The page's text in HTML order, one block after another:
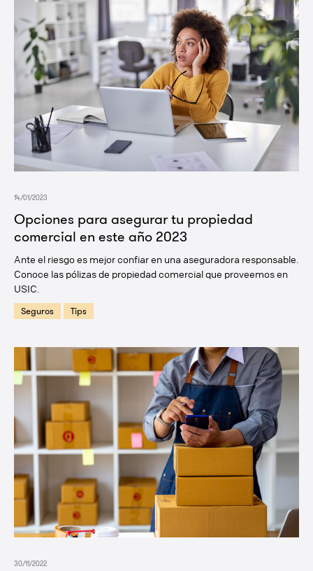
Opciones para asegurar tu propiedad
comercial en este año 2023
14/01/2023
Ante el riesgo es mejor confiar en una aseguradora responsable.
Conoce las pólizas de propiedad comercial que proveemos en
USIC.
Seguros Tips
30/11/2022